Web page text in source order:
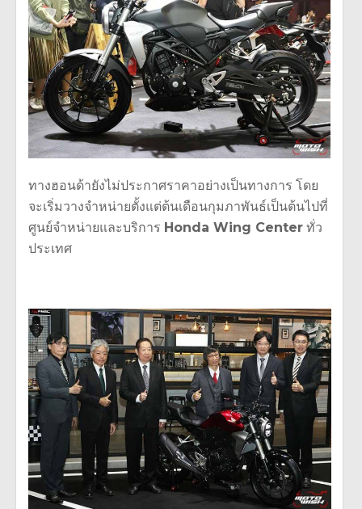
ทางฮอนด้ายังไม่ประกาศราคาอย่างเป็นทางการ โดย
จะเริ่มวางจำหน่ายตั้งแต่ต้นเดือนกุมภาพันธ์เป็นต้นไปที่
ศูนย์จำหน่ายและบริการ Honda Wing Center ทั่ว
ประเทศ